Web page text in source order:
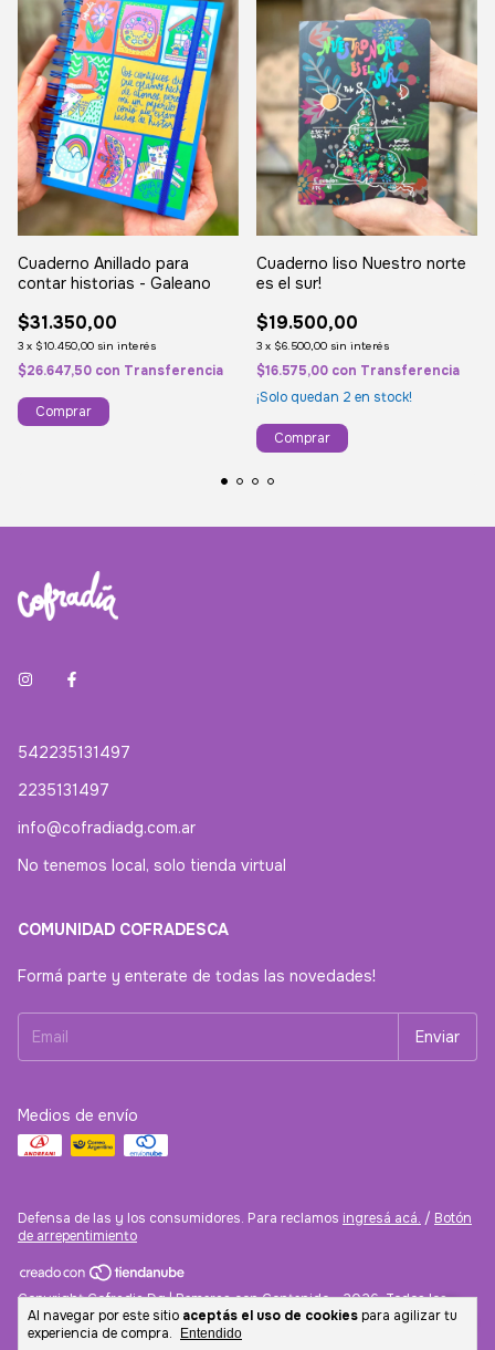
Al navegar por este sitio aceptás el uso de cookies para agilizar tu
experiencia de compra.
Entendido
Cuaderno Anillado para
contar historias - Galeano
$31.350,00
3 x $10.450,00 sin interés
$26.647,50 con Transferencia
Cuaderno liso Nuestro norte
es el sur!
$19.500,00
3 x $6.500,00 sin interés
$16.575,00 con Transferencia
¡Solo quedan 2 en stock!
542235131497
2235131497
info@cofradiadg.com.ar
No tenemos local, solo tienda virtual
COMUNIDAD COFRADESCA
Formá parte y enterate de todas las novedades!
Medios de envío
Defensa de las y los consumidores. Para reclamos ingresá acá. / Botón
de arrepentimiento
Copyright Cofradia Dg | Remeras con Contenido - 2026. Todos los
derechos reservados.